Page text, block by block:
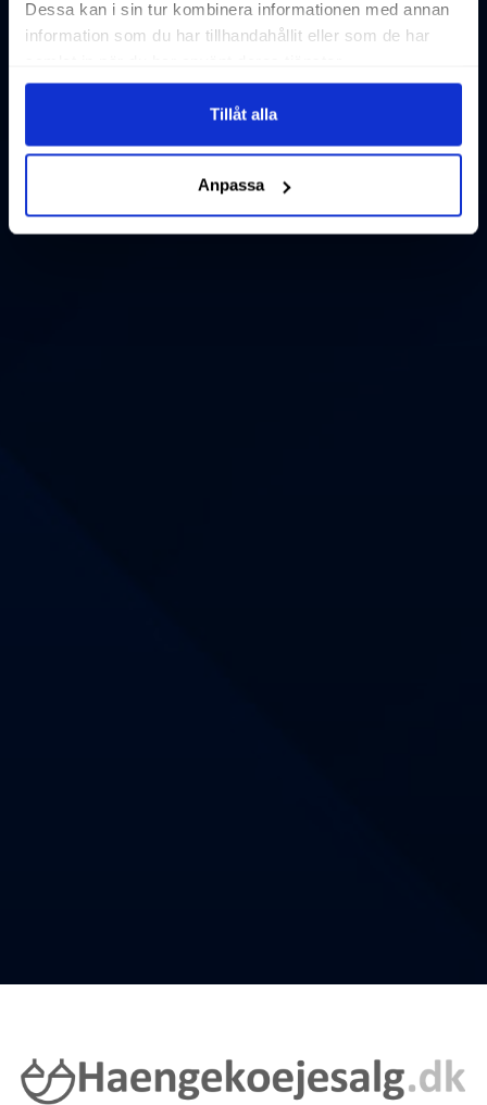
Dessa kan i sin tur kombinera informationen med annan
information som du har tillhandahållit eller som de har
Tillåt alla
Anpassa